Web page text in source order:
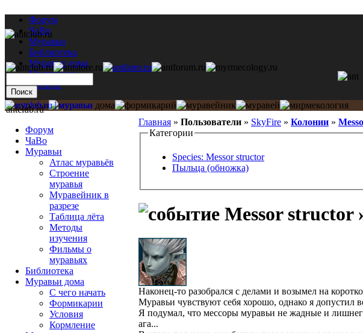
Форум
ЧаВо
Муравьи
Библиотека
Муравьи дома
Мастерская
Каталог
Главная » Пользователи » SkyFire » Колонии »
Категории
Species: Messor structor
Пыльца (обножка)
Messor structor
Наконец-то разобрался с делами и возымел на
Муравьи чувствуют себя хорошо, однако я допустил
Я подумал, что мессоры муравьи не жадные и
ага...
antclub.ru
Форум
ЧаВо
Муравьи
Атлас муравьёв
Строение
муравья
Муравейник в
разрезе
Таблица лёта
Методы
изучения
Фильмы о
муравьях
Библиотека
Муравьи дома
С чего начать
Формикарии
Условия
Кормление